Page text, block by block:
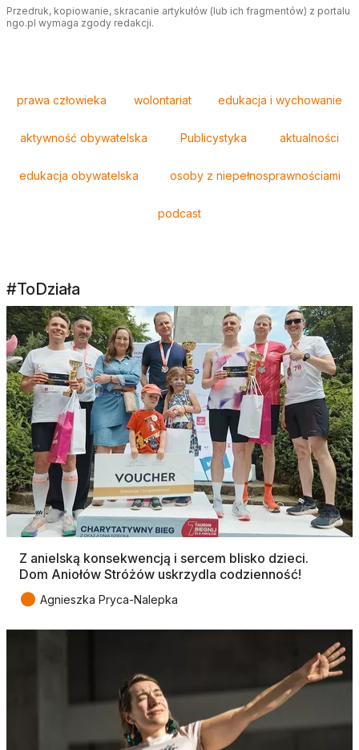
Przedruk, kopiowanie, skracanie artykułów (lub ich fragmentów) z portalu
ngo.pl wymaga zgody redakcji.
prawa człowieka wolontariat edukacja i wychowanie
aktywność obywatelska Publicystyka aktualności
edukacja obywatelska osoby z niepełnosprawnościami
podcast
#ToDziała
Z anielską konsekwencją i sercem blisko dzieci.
Dom Aniołów Stróżów uskrzydla codzienność!
● Agnieszka Pryca-Nalepka